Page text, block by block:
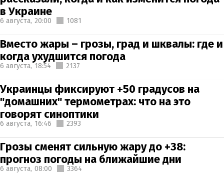
в Украине
6 августа, 20:00 1081
Вместо жары – грозы, град и шквалы: где и
когда ухудшится погода
6 августа, 18:54 2137
Украинцы фиксируют +50 градусов на
"домашних" термометрах: что на это
говорят синоптики
6 августа, 16:46 2393
Грозы сменят сильную жару до +38:
прогноз погоды на ближайшие дни
6 августа, 08:00 3364